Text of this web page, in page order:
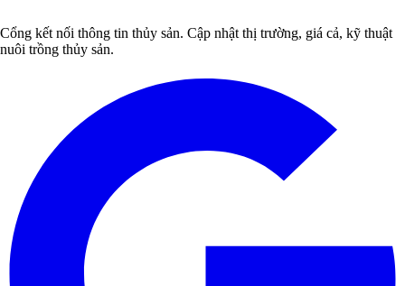
Cổng kết nối thông tin thủy sản. Cập nhật thị trường, giá cả, kỹ thuật
nuôi trồng thủy sản.